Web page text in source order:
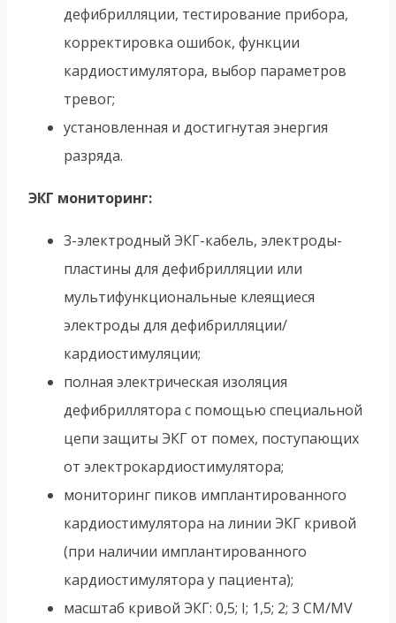
дефибрилляции, тестирование прибора,
корректировка ошибок, функции
кардиостимулятора, выбор параметров
тревог;
установленная и достигнутая энергия
разряда.
ЭКГ мониторинг:
3-электродный ЭКГ-кабель, электроды-
пластины для дефибрилляции или
мультифункциональные клеящиеся
электроды для дефибрилляции/
кардиостимуляции;
полная электрическая изоляция
дефибриллятора с помощью специальной
цепи защиты ЭКГ от помех, поступающих
от электрокардиостимулятора;
мониторинг пиков имплантированного
кардиостимулятора на линии ЭКГ кривой
(при наличии имплантированного
кардиостимулятора у пациента);
масштаб кривой ЭКГ: 0,5; I; 1,5; 2; 3 CM/MV